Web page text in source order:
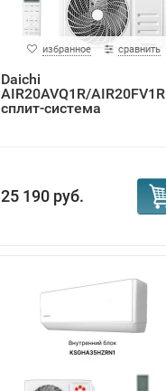
избранное сравнить
Daichi
AIR20AVQ1R/AIR20FV1R
сплит-система
25 190 руб.